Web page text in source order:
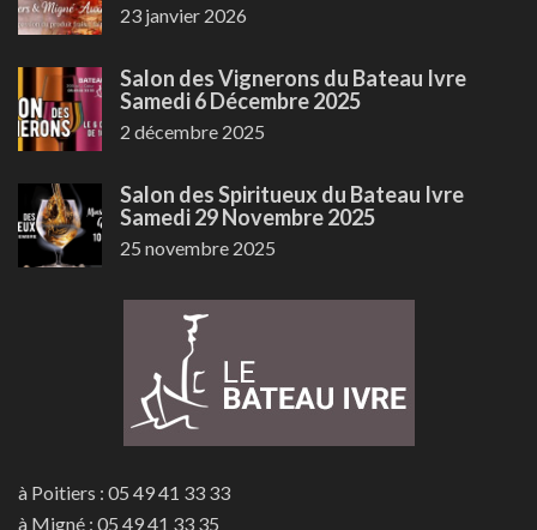
23 janvier 2026
Salon des Vignerons du Bateau Ivre
Samedi 6 Décembre 2025
2 décembre 2025
Salon des Spiritueux du Bateau Ivre
Samedi 29 Novembre 2025
25 novembre 2025
à Poitiers : 05 49 41 33 33
à Migné : 05 49 41 33 35